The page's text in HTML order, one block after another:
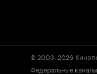
© 2003–2026
Федеральные